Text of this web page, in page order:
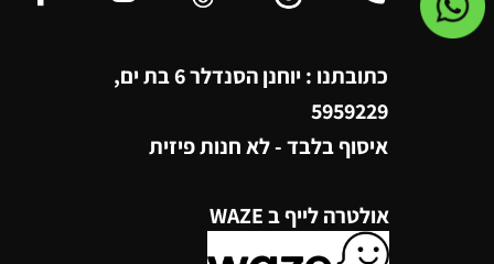
כתובתנו : יוחנן הסנדלר 6 בת ים,
5959229
איסוף בלבד - לא חנות פיזית
אולטרה לייף ב WAZE